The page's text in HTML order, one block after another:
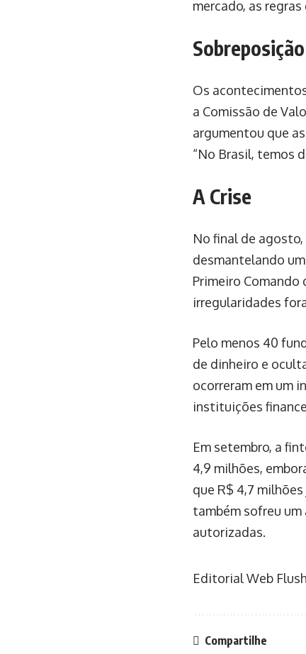
mercado, as
Os
a Comissão de
argumentou que
“No Brasil, temos
A Crise
No final de agosto,
desmantelando
Primeiro Comando
irregularidades
Pelo menos 40
de dinheiro e
ocorreram em um
instituições
Em setembro, a
4,9 milhões,
que R$ 4,7
também sofreu um
autorizadas.
Editorial Web Flush
Compartilhe